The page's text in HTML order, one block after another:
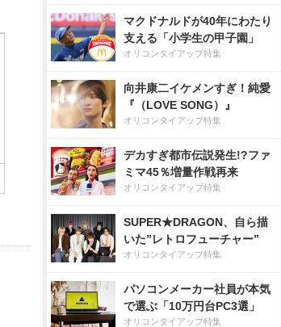
マクドナルドが40年にわたり
支える「小学生の甲子園」
オリコンタイアップ特集
向井康二イケメンすぎ！純愛
『（LOVE SONG）』
オリコンタイアップ特集
デカすぎ都市伝説発生!?ファ
ミマ45％増量作戦再来
オリコンタイアップ特集
SUPER★DRAGON、自ら描
いた”レトロフューチャー”
オリコンタイアップ特集
パソコンメーカー社員が本気
で選ぶ「10万円台PC3選」
オリコンタイアップ特集